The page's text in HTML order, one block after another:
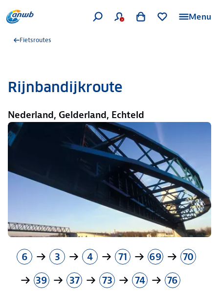
Menu
Fietsroutes
Rijnbandijkroute
Nederland, Gelderland, Echteld
6 3 4 71 69
70
39
37 73 74
76